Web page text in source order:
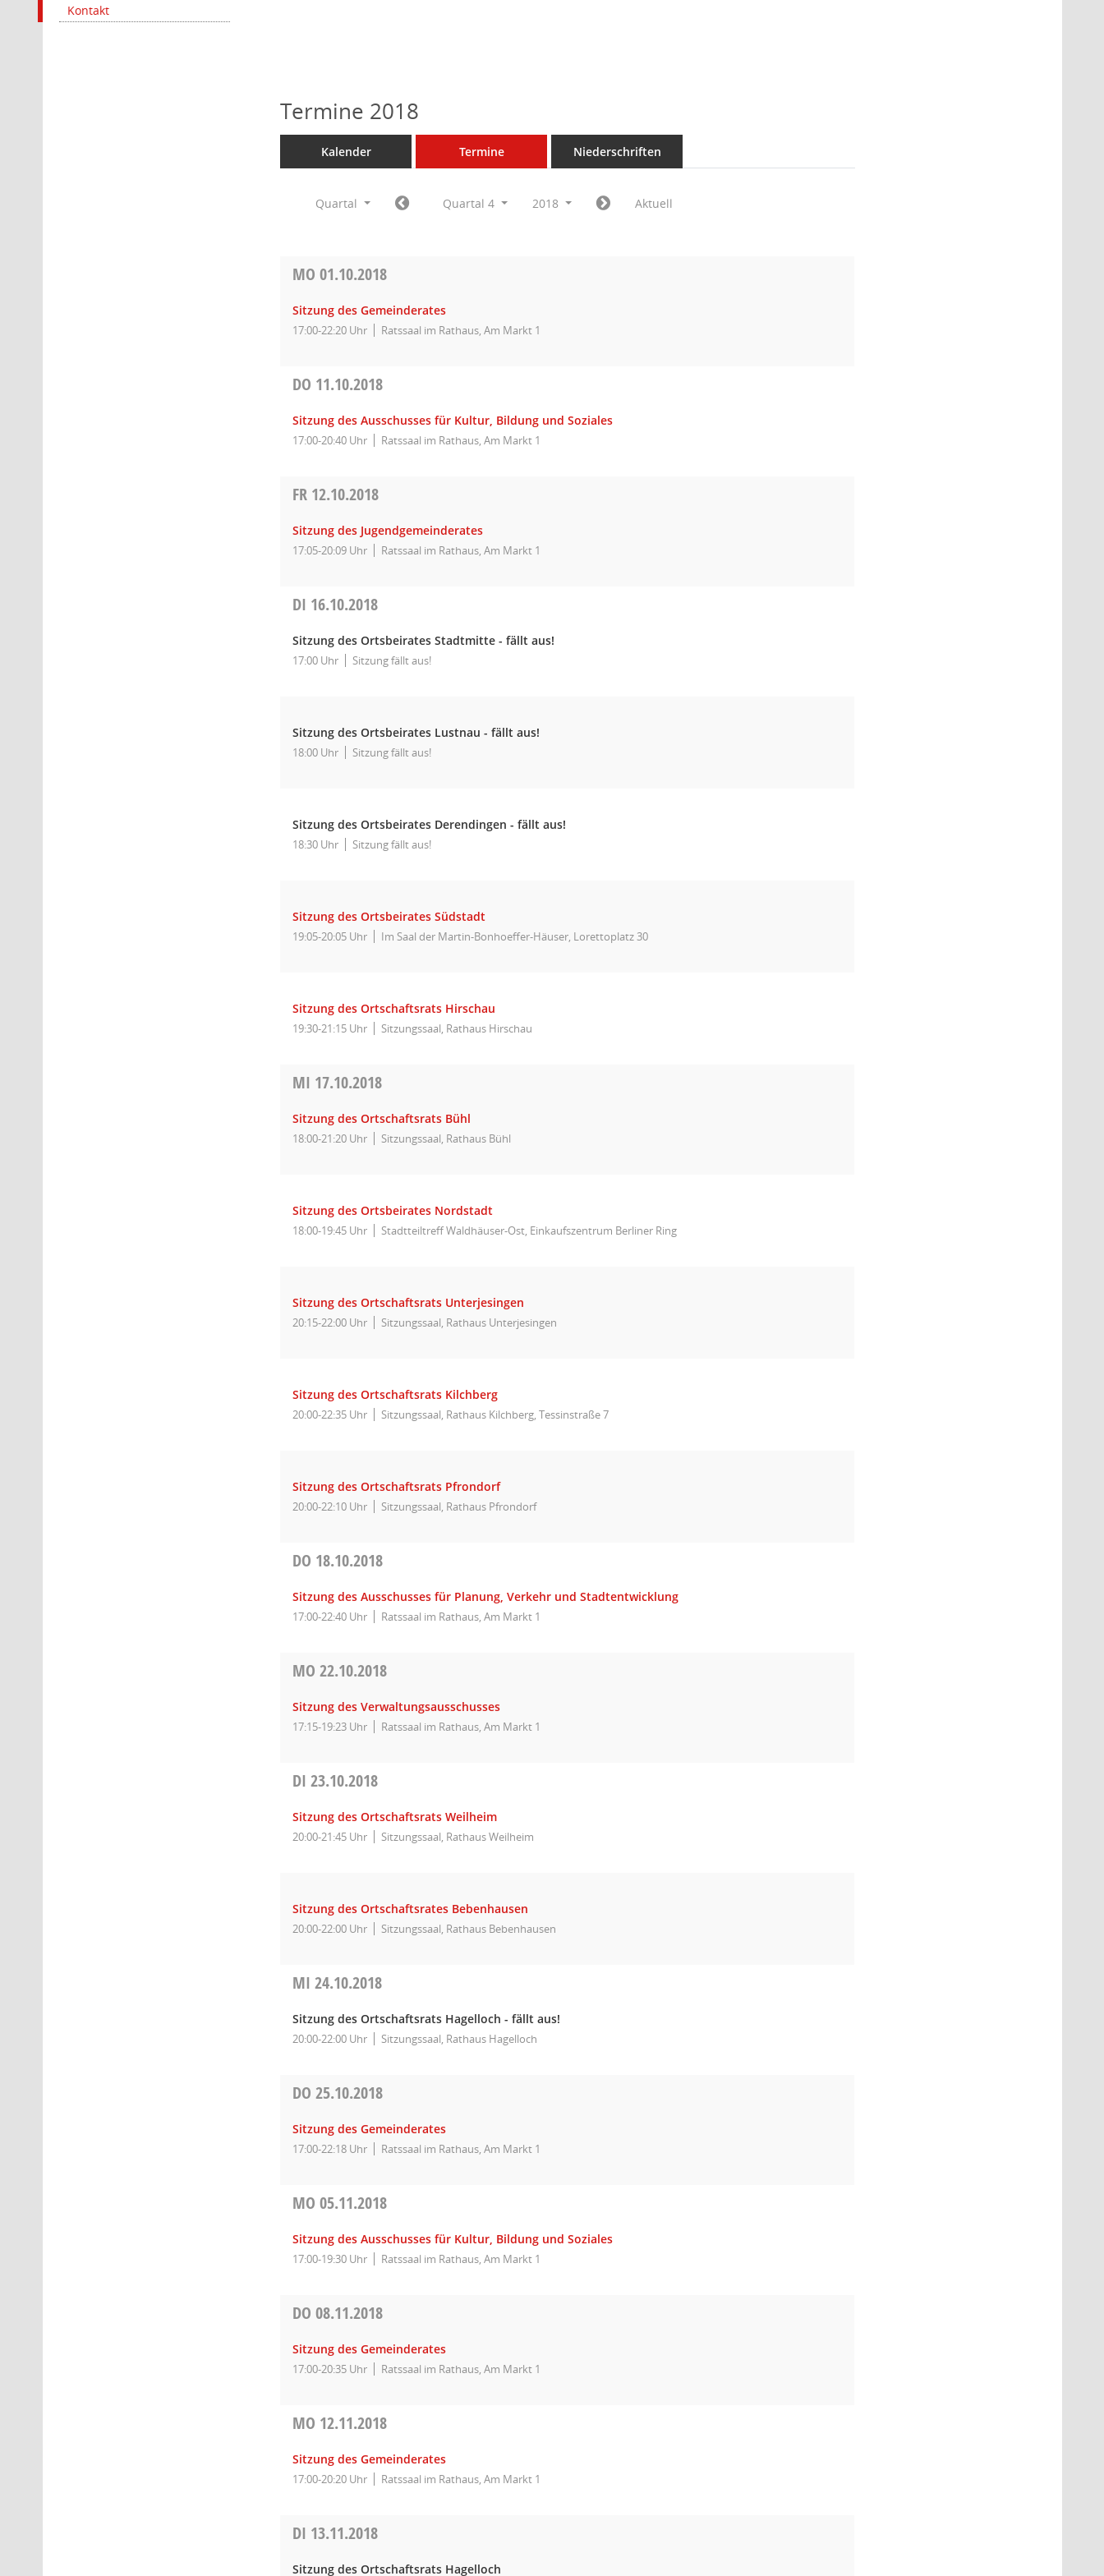
Kontakt
Termine 2018
Kalender Termine Niederschriften
Quartal Quartal 4 2018 Aktuell
MO01.10.2018
Sitzung des Gemeinderates
17:00-22:20 Uhr Ratssaal im Rathaus, Am Markt 1
DO 11.10.2018
Sitzung des Ausschusses für Kultur, Bildung und Soziales
17:00-20:40 Uhr Ratssaal im Rathaus, Am Markt 1
FR 12.10.2018
Sitzung des Jugendgemeinderates
17:05-20:09 Uhr Ratssaal im Rathaus, Am Markt 1
DI 16.10.2018
Sitzung des Ortsbeirates Stadtmitte - fällt aus!
17:00 Uhr Sitzung fällt aus!
Sitzung des Ortsbeirates Lustnau - fällt aus!
18:00 Uhr Sitzung fällt aus!
Sitzung des Ortsbeirates Derendingen - fällt aus!
18:30 Uhr Sitzung fällt aus!
Sitzung des Ortsbeirates Südstadt
19:05-20:05 Uhr Im Saal der Martin-Bonhoeffer-Häuser, Lorettoplatz 30
Sitzung des Ortschaftsrats Hirschau
19:30-21:15 Uhr Sitzungssaal, Rathaus Hirschau
MI 17.10.2018
Sitzung des Ortschaftsrats Bühl
18:00-21:20 Uhr Sitzungssaal, Rathaus Bühl
Sitzung des Ortsbeirates Nordstadt
18:00-19:45 Uhr Stadtteiltreff Waldhäuser-Ost, Einkaufszentrum Berliner Ring
Sitzung des Ortschaftsrats Unterjesingen
20:15-22:00 Uhr Sitzungssaal, Rathaus Unterjesingen
Sitzung des Ortschaftsrats Kilchberg
20:00-22:35 Uhr Sitzungssaal, Rathaus Kilchberg, Tessinstraße 7
Sitzung des Ortschaftsrats Pfrondorf
20:00-22:10 Uhr Sitzungssaal, Rathaus Pfrondorf
DO 18.10.2018
Sitzung des Ausschusses für Planung, Verkehr und Stadtentwicklung
17:00-22:40 Uhr Ratssaal im Rathaus, Am Markt 1
MO22.10.2018
Sitzung des Verwaltungsausschusses
17:15-19:23 Uhr Ratssaal im Rathaus, Am Markt 1
DI23.10.2018
Sitzung des Ortschaftsrats Weilheim
20:00-21:45 Uhr Sitzungssaal, Rathaus Weilheim
Sitzung des Ortschaftsrates Bebenhausen
20:00-22:00 Uhr Sitzungssaal, Rathaus Bebenhausen
MI24.10.2018
Sitzung des Ortschaftsrats Hagelloch - fällt aus!
20:00-22:00 Uhr Sitzungssaal, Rathaus Hagelloch
DO25.10.2018
Sitzung des Gemeinderates
17:00-22:18 Uhr Ratssaal im Rathaus, Am Markt 1
MO05.11.2018
Sitzung des Ausschusses für Kultur, Bildung und Soziales
17:00-19:30 Uhr Ratssaal im Rathaus, Am Markt 1
DO08.11.2018
Sitzung des Gemeinderates
17:00-20:35 Uhr Ratssaal im Rathaus, Am Markt 1
MO 12.11.2018
Sitzung des Gemeinderates
17:00-20:20 Uhr Ratssaal im Rathaus, Am Markt 1
DI 13.11.2018
Sitzung des Ortschaftsrats Hagelloch